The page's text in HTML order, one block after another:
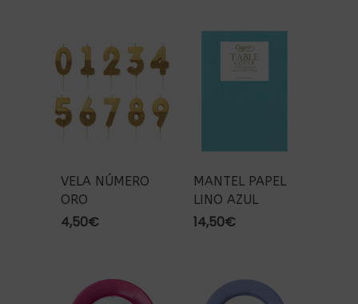
VELA NÚMERO
ORO
4,50€
MANTEL PAPEL
LINO AZUL
14,50€